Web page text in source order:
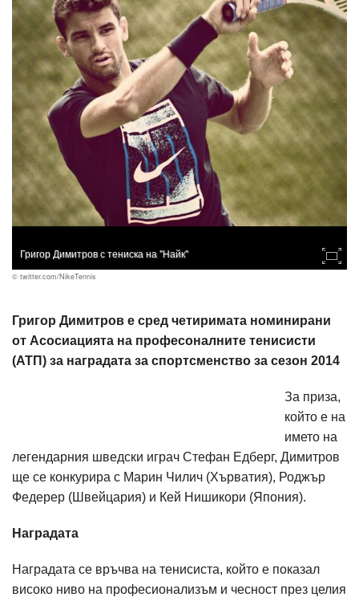
Григор Димитров с тениска на "Найк"
© twitter.com/NikeTennis
Григор Димитров е сред четиримата номинирани
от Асосиацията на професоналните тенисисти
(АТП) за наградата за спортсменство за сезон 2014
За приза,
който е на
името на
легендарния шведски играч Стефан Едберг, Димитров
ще се конкурира с Марин Чилич (Хърватия), Роджър
Федерер (Швейцария) и Кей Нишикори (Япония).
Наградата
Наградата се връчва на тенисиста, който е показал
високо ниво на професионализъм и чесност през целия